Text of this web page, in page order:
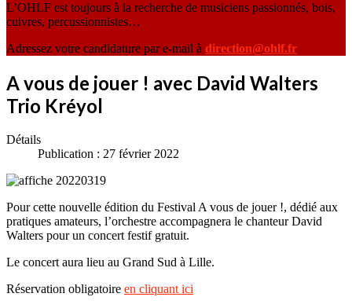
L’OHLF est toujours à la recherche de musiciens passionnés, bois,
cuivres, percussionnistes…
Adressez votre candidature par e-mail à direction@ohlf.fr
A vous de jouer ! avec David Walters
Trio Kréyol
Détails
Publication : 27 février 2022
Pour cette nouvelle édition du Festival A vous de jouer !, dédié aux
pratiques amateurs, l’orchestre accompagnera le chanteur David
Walters pour un concert festif gratuit.
Le concert aura lieu au Grand Sud à Lille.
Réservation obligatoire en cliquant ici